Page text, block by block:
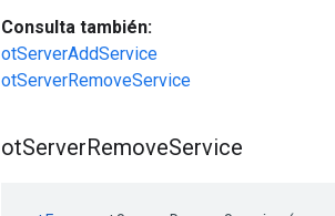
Consulta también:
otServerAddService
otServerRemoveService
otServerRemoveService